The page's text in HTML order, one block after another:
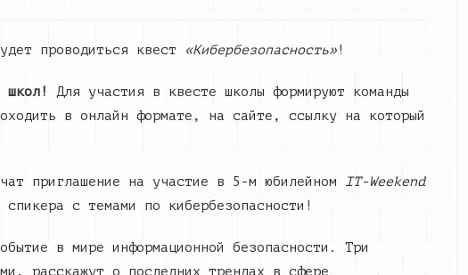
проводиться квест «Кибербезопасность»!
школ!
Для участия в квесте школы формируют команды
в онлайн формате, на сайте, ссылку на который
приглашение на участие в 5-м юбилейном IT-Weekend
с темами по кибербезопасности!
в мире информационной безопасности. Три
расскажут о последних трендах в сфере